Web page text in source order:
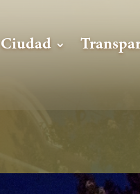
Ciudad